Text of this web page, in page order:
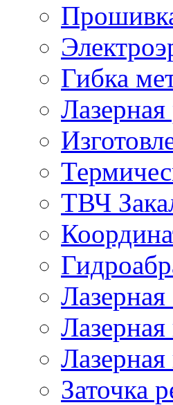
Гибка
Лазерная
ТВЧ
Лазерная
Лазерная
Заточка